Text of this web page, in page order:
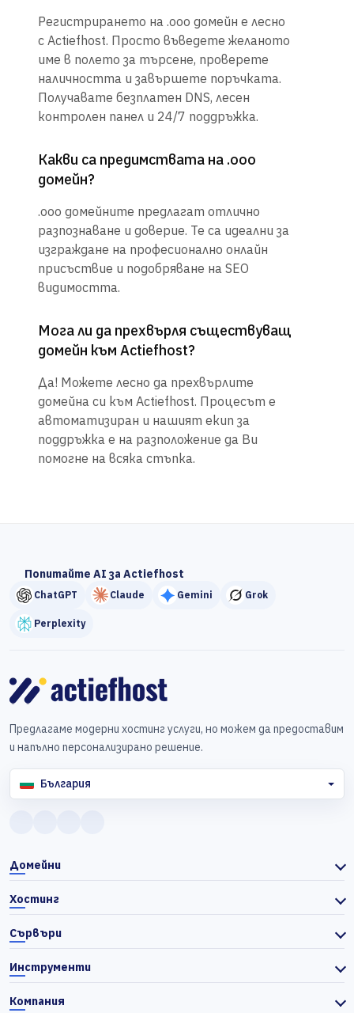
Регистрирането на .ooo домейн е лесно
с Actiefhost. Просто въведете желаното
име в полето за търсене, проверете
наличността и завършете поръчката.
Получавате безплатен DNS, лесен
контролен панел и 24/7 поддръжка.
Какви са предимствата на .ooo
домейн?
.ooo домейните предлагат отлично
разпознаване и доверие. Те са идеални за
изграждане на професионално онлайн
присъствие и подобряване на SEO
видимостта.
Мога ли да прехвърля съществуващ
домейн към Actiefhost?
Да! Можете лесно да прехвърлите
домейна си към Actiefhost. Процесът е
автоматизиран и нашият екип за
поддръжка е на разположение да Ви
помогне на всяка стъпка.
Попитайте AI за Actiefhost
ChatGPT Claude Gemini Grok
Perplexity
Предлагаме модерни хостинг услуги, но можем да предоставим
и напълно персонализирано решение.
България
Домейни
Хостинг
Сървъри
Инструменти
Компания